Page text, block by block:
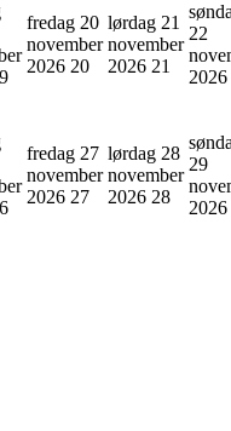
fredag 20
november
2026 20
lørdag 21
november
2026 21
22
2026
fredag 27
november
2026 27
lørdag 28
november
2026 28
29
2026